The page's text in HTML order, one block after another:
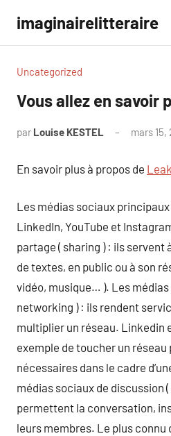
contenu
imaginairelitteraire
Uncategorized
Vous allez en savoir
par Louise KESTEL mars 15,
En savoir plus à propos de
Les médias sociaux
LinkedIn, YouTube et
partage ( sharing ) : ils
de textes, en public ou à son
vidéo, musique… ). Les
networking ) : ils rendent
multiplier un réseau. Linkedin
exemple de toucher un
nécessaires dans le cadre
médias sociaux de discussion
permettent la conversation,
leurs membres. Le plus connu